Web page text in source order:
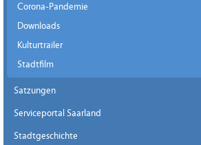
Corona-Pandemie
Downloads
Kulturtrailer
Stadtfilm
Satzungen
Serviceportal Saarland
Stadtgeschichte